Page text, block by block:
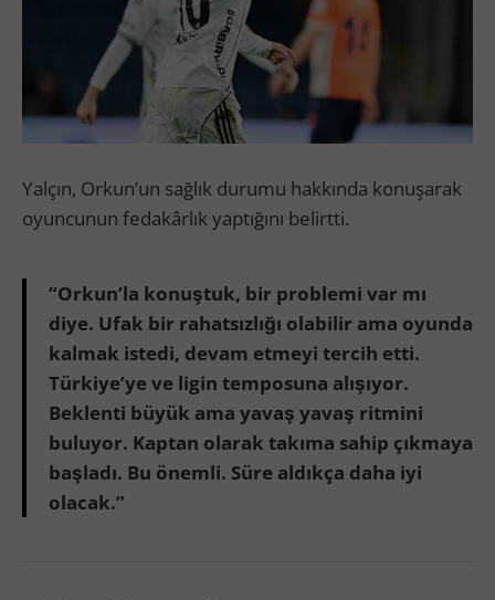
Yalçın, Orkun’un sağlık durumu hakkında konuşarak
oyuncunun fedakârlık yaptığını belirtti.
“Orkun’la konuştuk, bir problemi var mı
diye. Ufak bir rahatsızlığı olabilir ama oyunda
kalmak istedi, devam etmeyi tercih etti.
Türkiye’ye ve ligin temposuna alışıyor.
Beklenti büyük ama yavaş yavaş ritmini
buluyor. Kaptan olarak takıma sahip çıkmaya
başladı. Bu önemli. Süre aldıkça daha iyi
olacak.”